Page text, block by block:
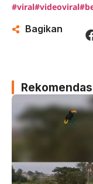
#viral#videoviral
Bagikan